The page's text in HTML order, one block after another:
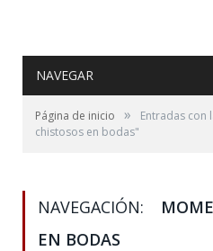
NAVEGAR
Página de inicio »
Entradas con
chistosos en bodas"
NAVEGACIÓN:
EN BODAS